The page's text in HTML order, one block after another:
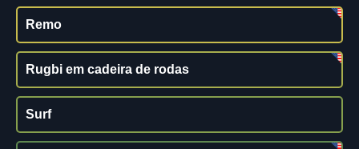
Remo
Rugbi em cadeira de rodas
Surf